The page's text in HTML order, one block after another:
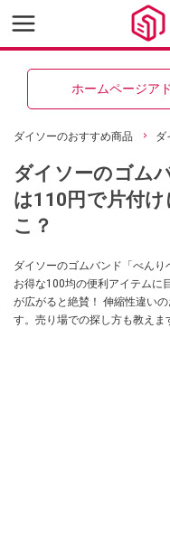
ホームページア
ダイソーのおすすめ商品 ダ
ダイソーのゴム
は110円で片付
こ？
ダイソーのゴムバンド「べんり
お得な100均の便利アイテムに
が広がると絶賛！ 伸縮性違い
す。売り場での探し方も教えま